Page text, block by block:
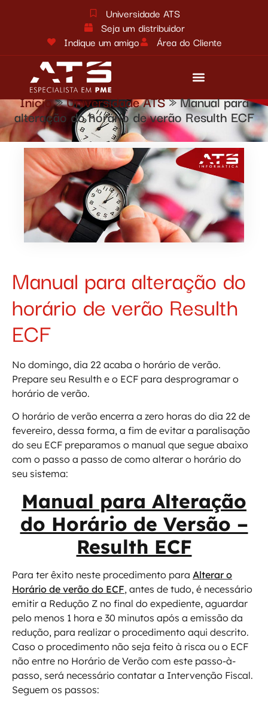
Universidade ATS
Seja um distribuidor
Indique um amigo
Área do Cliente
Início»Universidade ATS»Manual para
alteração do horário de verão Resulth ECF
Manual para alteração do
horário de verão Resulth
ECF
No domingo, dia 22 acaba o horário de verão.
Prepare seu Resulth e o ECF para desprogramar o
horário de verão.
O horário de verão encerra a zero horas do dia 22 de
fevereiro, dessa forma, a fim de evitar a paralisação
do seu ECF preparamos o manual que segue abaixo
com o passo a passo de como alterar o horário do
seu sistema:
Manual para Alteração
do Horário de Versão –
Resulth ECF
Para ter êxito neste procedimento para Alterar o
Horário de verão do ECF, antes de tudo, é necessário
emitir a Redução Z no final do expediente, aguardar
pelo menos 1 hora e 30 minutos após a emissão da
redução, para realizar o procedimento aqui descrito.
Caso o procedimento não seja feito à risca ou o ECF
não entre no Horário de Verão com este passo-à-
passo, será necessário contatar a Intervenção Fiscal.
Seguem os passos: